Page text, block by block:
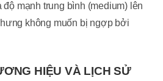
mạnh trung bình (medium) lên
không muốn bị ngợp bởi
HIỆU VÀ LỊCH SỬ